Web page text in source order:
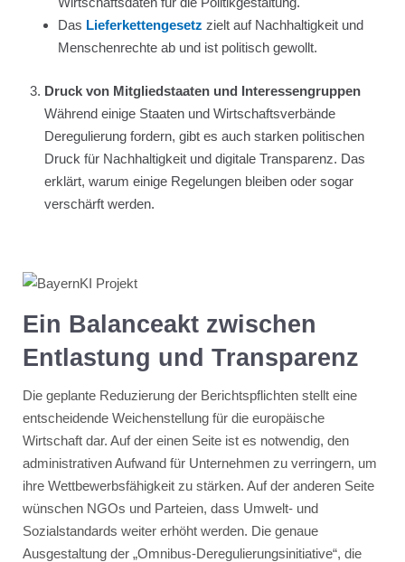
Das Lieferkettengesetz zielt auf Nachhaltigkeit und
Menschenrechte ab und ist politisch gewollt.
Druck von Mitgliedstaaten und Interessengruppen
Während einige Staaten und Wirtschaftsverbände
Deregulierung fordern, gibt es auch starken politischen
Druck für Nachhaltigkeit und digitale Transparenz. Das
erklärt, warum einige Regelungen bleiben oder sogar
verschärft werden.
Ein Balanceakt zwischen
Entlastung und Transparenz
Die geplante Reduzierung der Berichtspflichten stellt eine
entscheidende Weichenstellung für die europäische
Wirtschaft dar. Auf der einen Seite ist es notwendig, den
administrativen Aufwand für Unternehmen zu verringern, um
ihre Wettbewerbsfähigkeit zu stärken. Auf der anderen Seite
wünschen NGOs und Parteien, dass Umwelt- und
Sozialstandards weiter erhöht werden. Die genaue
Ausgestaltung der „Omnibus-Deregulierungsinitiative“, die